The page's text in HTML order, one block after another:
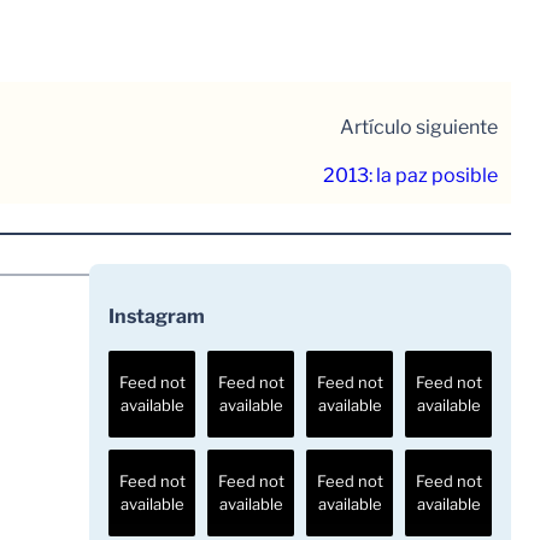
Artículo siguiente
2013: la paz posible
Instagram
Feed not
available
Feed not
available
Feed not
available
Feed not
available
Feed not
available
Feed not
available
Feed not
available
Feed not
available